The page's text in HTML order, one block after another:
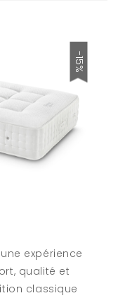
-15%
expérience
qualité et
classique